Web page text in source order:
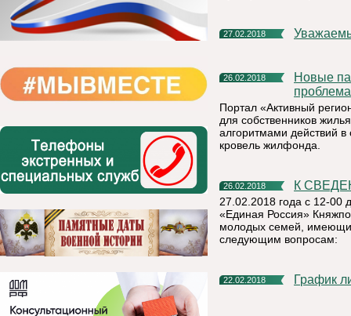
27.02.2018
26.02.2018
Новые памятки помогут собственникам жилья обращаться с
Портал «Активный
для собственников
алгоритмами действий в
кровель жилфонда.
26.02.2018 К
27.02.2018 года с 12-00
«Единая Россия»
молодых семей,
следующим вопросам:
22.02.2018 График